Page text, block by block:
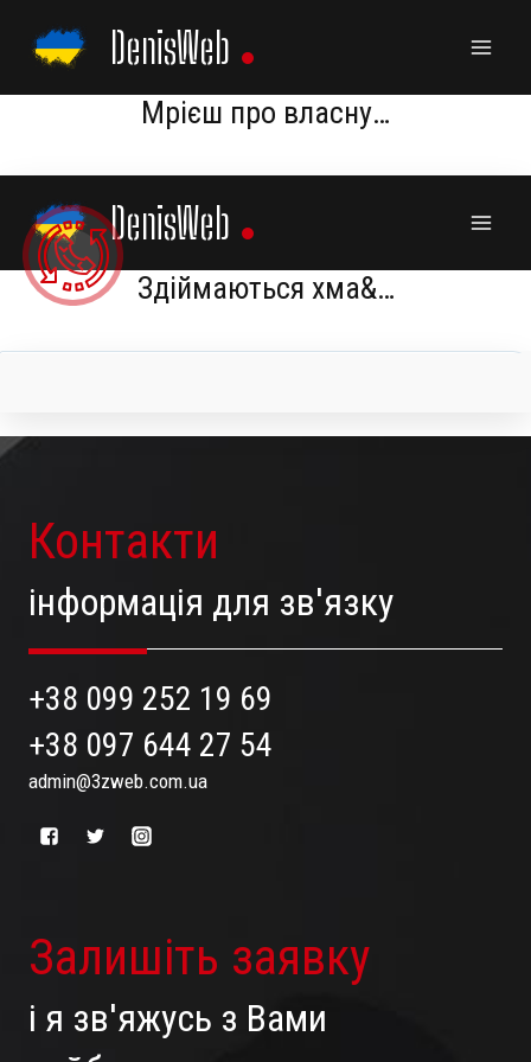
content
DenisWeb
Мрієш про власну…
Контакти
інформація для зв'язку
+38 099 252 19 69
+38 097 644 27 54
admin@3zweb.com.ua
Залишіть заявку
і я зв'яжусь з Вами